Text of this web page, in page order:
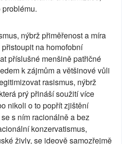
nýbrž přiměřenost a míra
na homofobní
příslušné menšině patřičné
k zájmům a většinové vůli
rasismus, nýbrž
prý přináší soužití více
nikoli o to popřít zjištění
s ním racionálně a bez
konzervatismus,
živly, se ideově samozřejmě